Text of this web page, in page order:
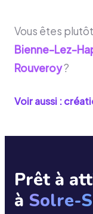
Vous êtes
Bienne-Lez-
Rouveroy?
Voir aussi :
Prêt à
à Solre-